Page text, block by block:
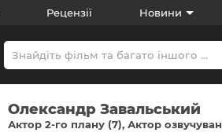
Рецензії Новини
Олександр Завальський
Актор 2-го плану (7) Актор